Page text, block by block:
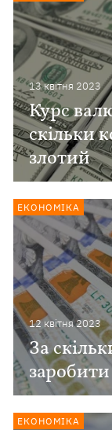
13 квiтня 2023
Курс
скільки
злотий
12 квiтня 2023
За
ЕКОНОМІКА
ЕКОНОМІКА